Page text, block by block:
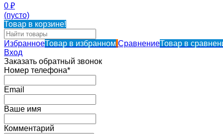
0 ₽
(пусто)
Товар в корзине!
ИзбранноеТовар в избранном СравнениеТовар в
Вход
Заказать обратный звонок
Номер телефона*
Email
Ваше имя
Комментарий